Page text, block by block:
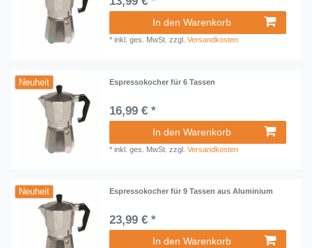
In den Warenkorb
*inkl. ges. MwSt. zzgl.Versandkosten
Neuheit Espressokocher für 6 Tassen
16,99 € *
In den Warenkorb
*inkl. ges. MwSt. zzgl.Versandkosten
Neuheit Espressokocher für 9 Tassen aus Aluminium
23,99 € *
In den Warenkorb